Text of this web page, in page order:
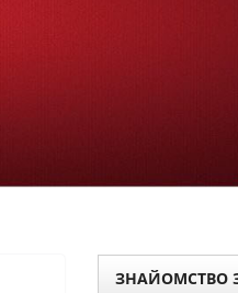
ЗНАЙОМСТВО